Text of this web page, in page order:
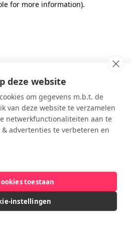
deze website
om gegevens m.b.t. de
van deze website te verzamelen
netwerkfunctionaliteiten aan te
advertenties te verbeteren en
toestaan
instellingen
for more information).